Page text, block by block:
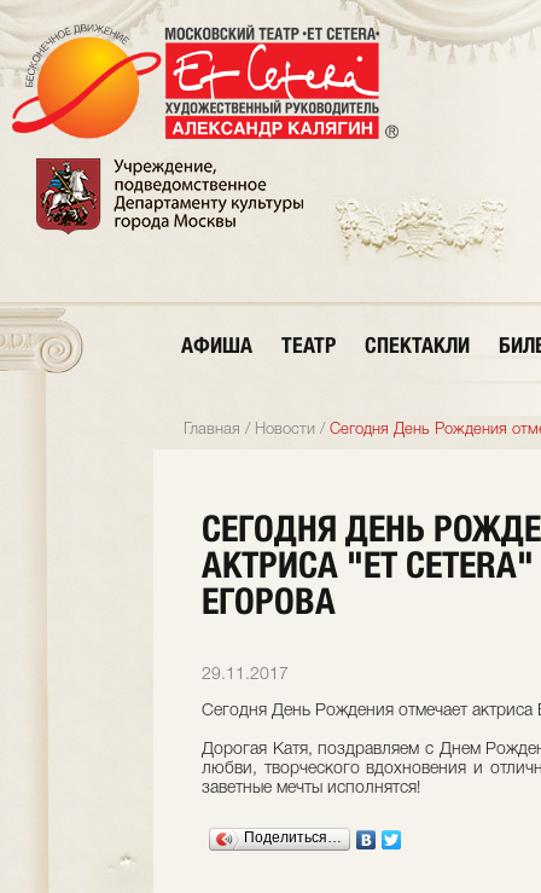
АФИША ТЕАТР СПЕКТАКЛИ
Главная / Новости / Сегодня День Рождения
СЕГОДНЯ ДЕНЬ
АКТРИСА "ET
ЕГОРОВА
29.11.2017
Сегодня День Рождения отмечает актриса
Дорогая Катя, поздравляем с Днем
любви, творческого вдохновения и
заветные мечты исполнятся!
Поделиться…